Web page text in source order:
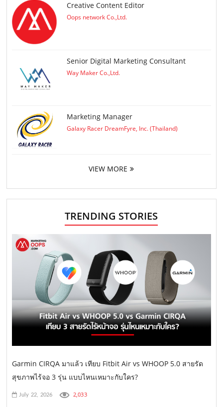
Creative Content Editor
Oops network Co.,Ltd.
Senior Digital Marketing Consultant
Way Maker Co.,Ltd.
Marketing Manager
Galaxy Racer DreamFyre, Inc. (Thailand)
VIEW MORE
TRENDING STORIES
Garmin CIRQA มาแล้ว เทียบ Fitbit Air vs WHOOP 5.0 สายรัด
สุขภาพไร้จอ 3 รุ่น แบบไหนเหมาะกับใคร?
July 22, 2026 2,033